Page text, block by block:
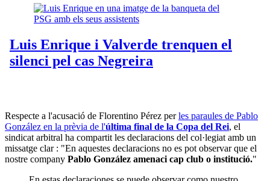
Respecte a l'acusació de Florentino Pérez perles paraules de Pablo
González en la prèvia de l'última final de la Copa del Rei, el
sindicat arbitral ha compartit les declaracions del col·legiat amb un
missatge clar : "En aquestes declaracions no es pot observar que el
nostre company Pablo González amenaci cap club o institució."